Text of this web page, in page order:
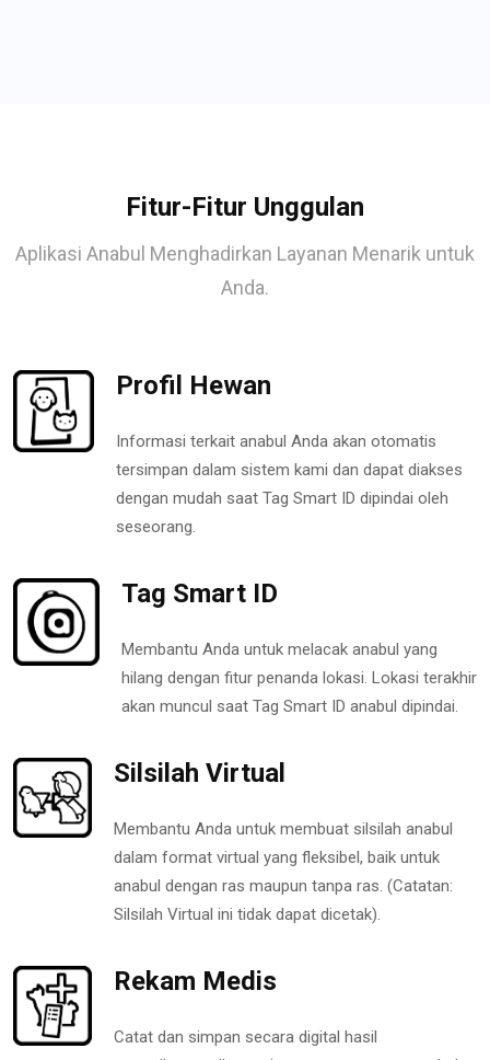
Fitur-Fitur Unggulan
Aplikasi Anabul Menghadirkan Layanan Menarik untuk
Anda.
Profil Hewan
Informasi terkait anabul Anda akan otomatis
tersimpan dalam sistem kami dan dapat diakses
dengan mudah saat Tag Smart ID dipindai oleh
seseorang.
Tag Smart ID
Membantu Anda untuk melacak anabul yang
hilang dengan fitur penanda lokasi. Lokasi terakhir
akan muncul saat Tag Smart ID anabul dipindai.
Silsilah Virtual
Membantu Anda untuk membuat silsilah anabul
dalam format virtual yang fleksibel, baik untuk
anabul dengan ras maupun tanpa ras. (Catatan:
Silsilah Virtual ini tidak dapat dicetak).
Rekam Medis
Catat dan simpan secara digital hasil